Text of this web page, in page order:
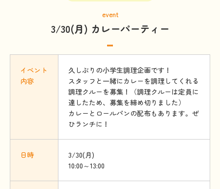
event
3/30(月) カレーパーティー
イベント
内容
久しぶりの小学生調理企画です！
スタッフと一緒にカレーを調理してくれる
調理クルーを募集！（調理クルーは定員に
達したため、募集を締め切りました）
カレーとロールパンの配布もあります。ぜ
ひランチに！
日時
3/30(月)
10:00～13:00